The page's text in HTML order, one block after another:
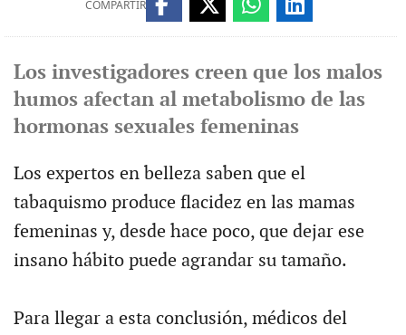
COMPARTIR
Los investigadores creen que los malos
humos afectan al metabolismo de las
hormonas sexuales femeninas
Los expertos en belleza saben que el
tabaquismo produce flacidez en las mamas
femeninas y, desde hace poco, que dejar ese
insano hábito puede agrandar su tamaño.
Para llegar a esta conclusión, médicos del